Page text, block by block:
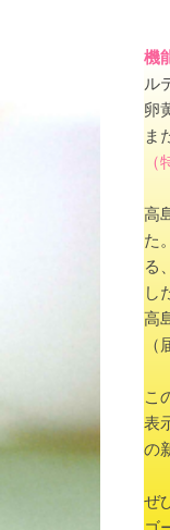
機
ル
卵
ま
高
た
る
し
高
こ
表
の
ぜ